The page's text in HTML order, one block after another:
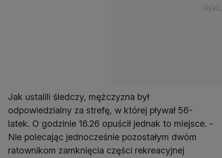
Jak ustalili śledczy, mężczyzna był
odpowiedzialny za strefę, w której pływał 56-
latek. O godzinie 16.26 opuścił jednak to miejsce. -
Nie polecając jednocześnie pozostałym dwóm
ratownikom zamknięcia części rekreacyjnej